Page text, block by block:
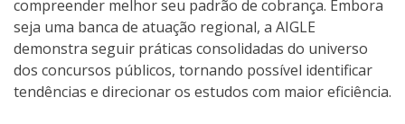
compreender melhor seu padrão de cobrança. Embora
seja uma banca de atuação regional, a AIGLE
demonstra seguir práticas consolidadas do universo
dos concursos públicos, tornando possível identificar
tendências e direcionar os estudos com maior eficiência.